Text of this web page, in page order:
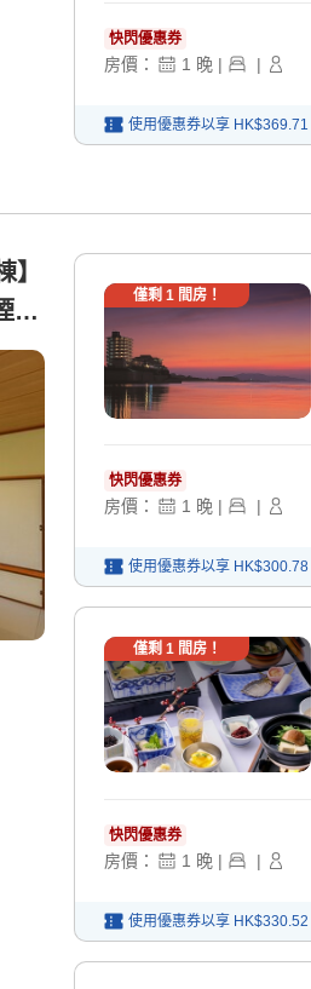
快閃優惠券
房價： 1 晚 | |
使用優惠券以享 HK$369.71
僅剩 1 間房！
快閃優惠券
房價： 1 晚 | |
使用優惠券以享 HK$300.78
僅剩 1 間房！
快閃優惠券
房價： 1 晚 | |
使用優惠券以享 HK$330.52